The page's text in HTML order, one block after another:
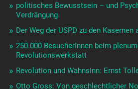
politisches Bewusstsein – und
Verdrängung
Der Weg der USPD zu den Kasernen
250.000 BesucherInnen beim
Revolutionswerkstatt
Revolution und Wahnsinn: Ernst
Otto Gross: Von geschlechtlicher